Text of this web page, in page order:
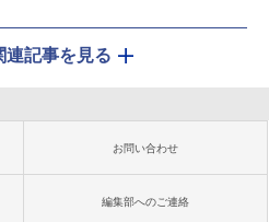
連記事を見る
お問い合わせ
編集部へのご連絡